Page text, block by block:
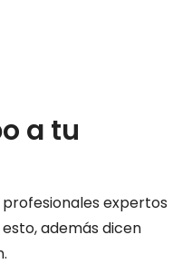
a tu
expertos
además dicen